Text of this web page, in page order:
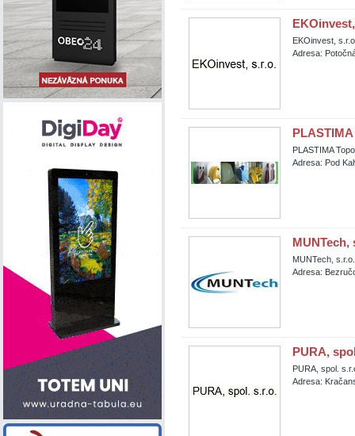
EKOinvest,
Adresa:
PLASTIMA
Adresa: Pod
MUNTech,
MUNTech, s.r.o.
Adresa:
PURA,
PURA, spol.
Adresa: